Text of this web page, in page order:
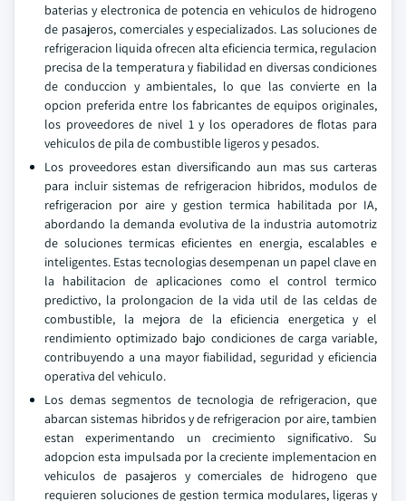
baterias y electronica de potencia en vehiculos de hidrogeno
de pasajeros, comerciales y especializados. Las soluciones de
refrigeracion liquida ofrecen alta eficiencia termica, regulacion
precisa de la temperatura y fiabilidad en diversas condiciones
de conduccion y ambientales, lo que las convierte en la
opcion preferida entre los fabricantes de equipos originales,
los proveedores de nivel 1 y los operadores de flotas para
vehiculos de pila de combustible ligeros y pesados.
Los proveedores estan diversificando aun mas sus carteras
para incluir sistemas de refrigeracion hibridos, modulos de
refrigeracion por aire y gestion termica habilitada por IA,
abordando la demanda evolutiva de la industria automotriz
de soluciones termicas eficientes en energia, escalables e
inteligentes. Estas tecnologias desempenan un papel clave en
la habilitacion de aplicaciones como el control termico
predictivo, la prolongacion de la vida util de las celdas de
combustible, la mejora de la eficiencia energetica y el
rendimiento optimizado bajo condiciones de carga variable,
contribuyendo a una mayor fiabilidad, seguridad y eficiencia
operativa del vehiculo.
Los demas segmentos de tecnologia de refrigeracion, que
abarcan sistemas hibridos y de refrigeracion por aire, tambien
estan experimentando un crecimiento significativo. Su
adopcion esta impulsada por la creciente implementacion en
vehiculos de pasajeros y comerciales de hidrogeno que
requieren soluciones de gestion termica modulares, ligeras y